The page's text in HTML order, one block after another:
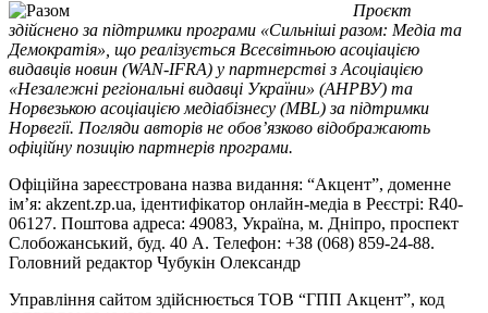
Проєкт
здійснено за підтримки програми «Сильніші разом: Медіа та
Демократія», що реалізується Всесвітньою асоціацією
видавців новин (WAN-IFRA) у партнерстві з Асоціацією
«Незалежні регіональні видавці України» (АНРВУ) та
Норвезькою асоціацією медіабізнесу (MBL) за підтримки
Норвегії. Погляди авторів не обов’язково відображають
офіційну позицію партнерів програми.
Офіційна зареєстрована назва видання: “Акцент”, доменне
ім’я: akzent.zp.ua, ідентифікатор онлайн-медіа в Реєстрі: R40-
06127. Поштова адреса: 49083, Україна, м. Дніпро, проспект
Слобожанський, буд. 40 А. Телефон: +38 (068) 859-24-88.
Головний редактор Чубукін Олександр
Управління сайтом здійснюється ТОВ “ГПП Акцент”, код